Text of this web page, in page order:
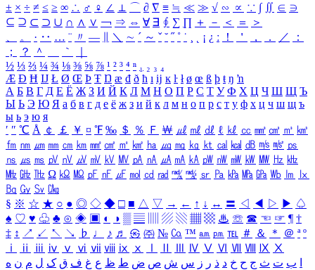
± × ÷ ≠ ≤ ≥ ∞ ∴ ♂ ♀ ∠ ⊥ ⌒ ∂ ∇ ≡ ≒ ≪ ≫ √ ∽ ∝ ∵ ∫ ∬ ∈ ∋
⊆ ⊇ ⊂ ⊃ ∪ ∩ ∧ ∨ ￢ ⇒ ⇔ ∀ ∃ ∮ ∑ ∏ ＋ － ＜ ＝
＞
、
。 · ‥ … ¨ 〃 ― ＼ ∼ ´ ～ ˇ ˘ ˝ ˚ ˙ ¸ ¡ ¿ ː ！ ＇ ， ． ／
：
；
？ ＾ ｀
½ ⅓ ⅔ ¼ ¾ ⅛ ⅜ ⅝ ⅞ ¹ ² ³ ⁴ ⁿ ₁ ₂ ₃ ₄
Æ Ð Ħ Ĳ Ł Ø Œ Þ Ŧ Ŋ æ đ ð ħ ı ĳ ĸ ŀ ł ø œ ß þ ŧ ŋ ŉ
А Б В Г Д Е Ё Ж З И Й К Л М Н О П Р С Т У Ф Х Ц Ч Ш Щ Ъ
Ы Ь Э Ю Я а б в г д е ё ж з и й к л м н о п р с т у ф х ц ч ш щ ъ
ы ь э ю я
′ ″ ℃ Å ￠ ￡ ￥ ¤ ℉ ‰ ＄ ％ Ｆ ￦ ㎕ ㎖ ㎗ ℓ ㎘ ㏄ ㎣ ㎤ ㎥ ㎦
㎙ ㎚ ㎛ ㎜ ㎝ ㎞ ㎟ ㎠ ㎡ ㎢ ㏊ ㎍ ㎎ ㎏ ㏏ ㎈ ㎉ ㏈ ㎧ ㎨ ㎰
㎱ ㎲ ㎳ ㎴ ㎵ ㎶ ㎷ ㎸ ㎹ ㎀ ㎁ ㎂ ㎃ ㎄ ㎺ ㎻ ㎽ ㎾ ㎿ ㎐ ㎑
㎒ ㎓ ㎔ Ω ㏀ ㏁ ㎊ ㎋ ㎌ ㏖ ㏅ ㎭ ㎮ ㎯ ㏛ ㎩ ㎪ ㎫ ㎬ ㏝ ㏐
㏓
㏃ ㏉ ㏜ ㏆
§ ※ ☆ ★ ○ ● ◎ ◇ ◆ □ ■ △ ▽ → ← ↑ ↓ ↔ 〓 ◁ ◀ ▷ ▶ ♤
♠ ♡ ♥ ♧ ♣ ⊙ ◈ ▣ ◐ ◑ ▒ ▤ ▨ ▧ ▦ ▩ ♨ ☏ ☎ ☜ ☞ ¶ †
‡ ↕ ↗ ↙ ↖ ↘ ♭ ♩ ♪ ♬ ㉿ ㈜ № ㏇ ™ ㏂ ㏘ ℡ ＃ ＆ ＊ ＠ ª º
ⅰ
ⅱ ⅲ ⅳ ⅴ ⅵ ⅶ ⅷ ⅸ ⅹ Ⅳ Ⅴ Ⅵ Ⅶ Ⅷ Ⅸ Ⅹ
ب ت ث ج ح خ د ذ ر ز س ش ص ض ط ظ ع غ ف ق ک ل م ن ه